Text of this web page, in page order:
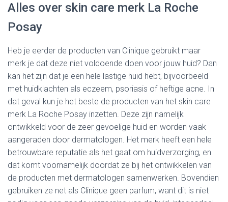
Alles over skin care merk La Roche
Posay
Heb je eerder de producten van Clinique gebruikt maar
merk je dat deze niet voldoende doen voor jouw huid? Dan
kan het zijn dat je een hele lastige huid hebt, bijvoorbeeld
met huidklachten als eczeem, psoriasis of heftige acne. In
dat geval kun je het beste de producten van het skin care
merk La Roche Posay inzetten. Deze zijn namelijk
ontwikkeld voor de zeer gevoelige huid en worden vaak
aangeraden door dermatologen. Het merk heeft een hele
betrouwbare reputatie als het gaat om huidverzorging, en
dat komt voornamelijk doordat ze bij het ontwikkelen van
de producten met dermatologen samenwerken. Bovendien
gebruiken ze net als Clinique geen parfum, want dit is niet